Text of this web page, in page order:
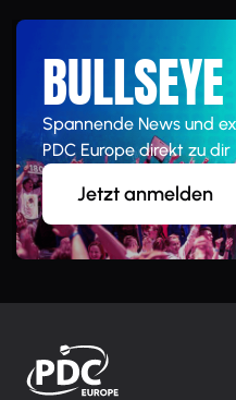
Spannende News und
PDC Europe direkt zu dir
Jetzt anmelden